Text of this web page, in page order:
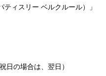
ィスリー ベルクルール）」
の場合は、翌日）